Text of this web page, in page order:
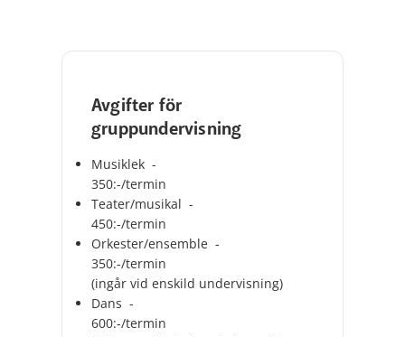
Avgifter för
gruppundervisning
Musiklek -
350:-/termin
Teater/musikal -
450:-/termin
Orkester/ensemble -
350:-/termin
(ingår vid enskild undervisning)
Dans -
600:-/termin